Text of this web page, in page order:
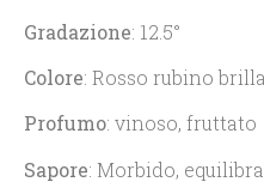
Gradazione: 12.5°
Colore: Rosso rubino
Profumo: vinoso, fruttato
Sapore: Morbido,